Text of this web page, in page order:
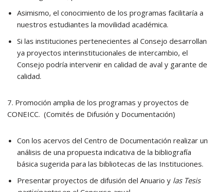
Asimismo, el conocimiento de los programas facilitaría a
nuestros estudiantes la movilidad académica.
Si las instituciones pertenecientes al Consejo desarrollan
ya proyectos interinstitucionales de intercambio, el
Consejo podría intervenir en calidad de aval y garante de
calidad.
7. Promoción amplia de los programas y proyectos de
CONEICC. (Comités de Difusión y Documentación)
Con los acervos del Centro de Documentación realizar un
análisis de una propuesta indicativa de la bibliografía
básica sugerida para las bibliotecas de las Instituciones.
Presentar proyectos de difusión del Anuario y las Tesis